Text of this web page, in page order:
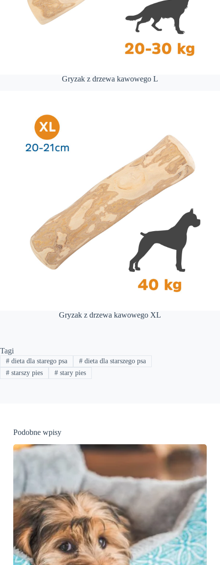
Gryzak z drzewa kawowego L
Gryzak z drzewa kawowego XL
Tagi
#dieta dla starego psa #dieta dla starszego psa
#starszy pies #stary pies
Podobne wpisy